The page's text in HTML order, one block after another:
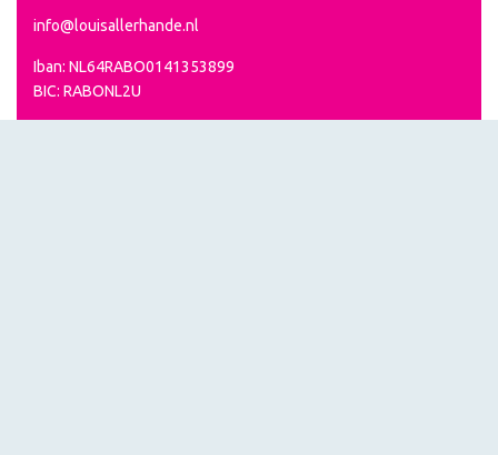
info@louisallerhande.nl
Iban: NL64RABO0141353899
BIC: RABONL2U